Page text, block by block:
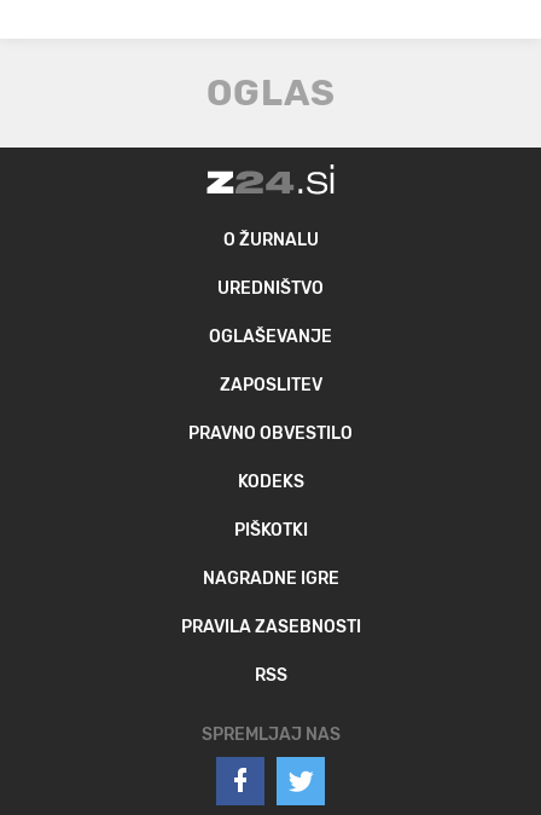
O ŽURNALU
UREDNIŠTVO
OGLAŠEVANJE
ZAPOSLITEV
PRAVNO OBVESTILO
KODEKS
PIŠKOTKI
NAGRADNE IGRE
PRAVILA ZASEBNOSTI
RSS
SPREMLJAJ NAS